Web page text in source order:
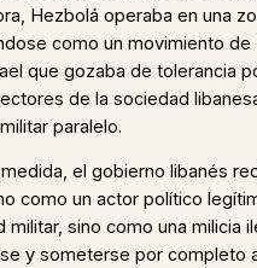
Hezbolá operaba en una
como un movimiento de
que gozaba de tolerancia
de la sociedad
paralelo.
el gobierno libanés
como un actor político
militar, sino como una milicia
y someterse por completo